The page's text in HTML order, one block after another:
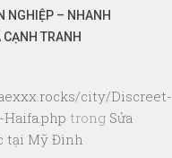
NGHIỆP – NHANH
TRANH
city/Discreet-
trong Sửa
tại Mỹ Đình